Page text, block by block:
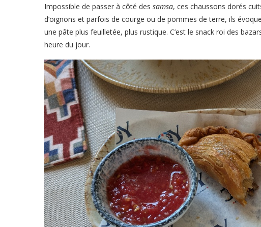
Impossible de passer à côté des samsa, ces chaussons dorés
d’oignons et parfois de courge ou de pommes de terre, ils
une pâte plus feuilletée, plus rustique. C’est le snack roi des
heure du jour.